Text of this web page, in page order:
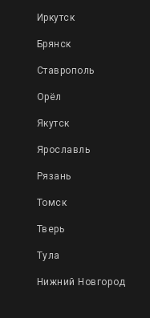
Иркутск
Брянск
Ставрополь
Орёл
Якутск
Ярославль
Рязань
Томск
Тверь
Тула
Нижний Новгород